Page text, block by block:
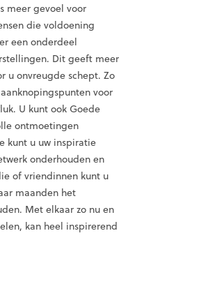
meer gevoel voor
die voldoening
een onderdeel
Dit geeft meer
u onvreugde schept. Zo
voor
U kunt ook Goede
ontmoetingen
kunt u uw inspiratie
onderhouden en
of vriendinnen kunt u
maanden het
Met elkaar zo nu en
kan heel inspirerend